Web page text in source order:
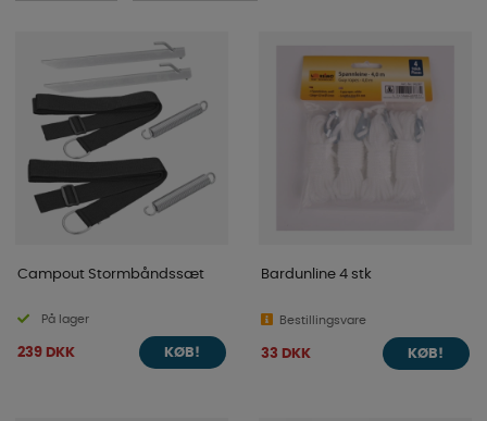
Campout Stormbåndssæt
På lager
239 DKK KØB!
Bardunline 4 stk
Bestillingsvare
33 DKK KØB!